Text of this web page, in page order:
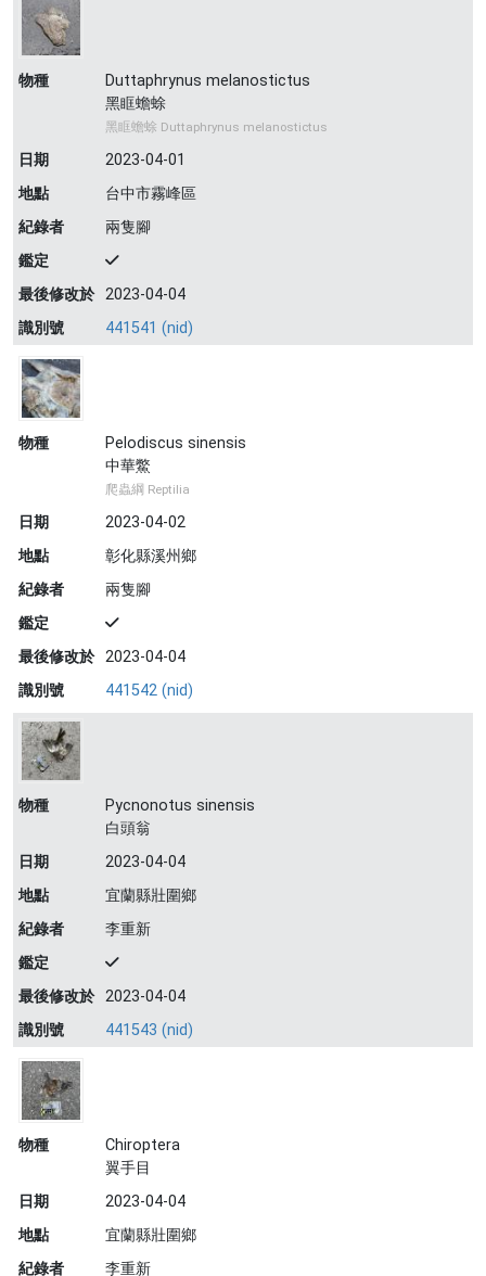
物種
Duttaphrynus melanostictus
黑眶蟾蜍
黑眶蟾蜍 Duttaphrynus melanostictus
日期
2023-04-01
地點
台中市霧峰區
紀錄者
兩隻腳
鑑定
最後修改於 2023-04-04
識別號
441541 (nid)
物種
Pelodiscus sinensis
中華鱉
爬蟲綱 Reptilia
日期
2023-04-02
地點
彰化縣溪州鄉
紀錄者
兩隻腳
鑑定
最後修改於 2023-04-04
識別號
441542 (nid)
物種
Pycnonotus sinensis
白頭翁
日期
2023-04-04
地點
宜蘭縣壯圍鄉
紀錄者
李重新
鑑定
最後修改於 2023-04-04
識別號
441543 (nid)
物種
Chiroptera
翼手目
日期
2023-04-04
地點
宜蘭縣壯圍鄉
紀錄者
李重新